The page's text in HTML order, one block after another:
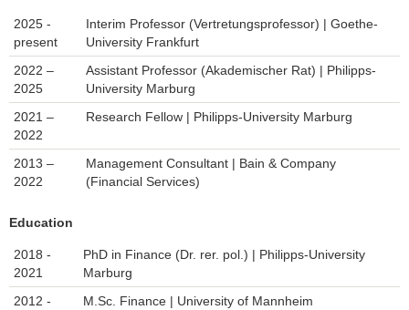
2025 -
present
Interim Professor (Vertretungsprofessor) | Goethe-
University Frankfurt
2022 –
2025
Assistant Professor (Akademischer Rat) | Philipps-
University Marburg
2021 –
2022
Research Fellow | Philipps-University Marburg
2013 –
2022
Management Consultant | Bain & Company
(Financial Services)
Education
2018 -
2021
PhD in Finance (Dr. rer. pol.) | Philipps-University
Marburg
2012 -
M.Sc. Finance | University of Mannheim